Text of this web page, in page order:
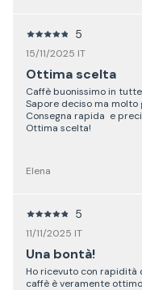
5
15/11/2025 IT
Ottima scelta
Caffè buonissimo in
Sapore deciso ma molto
Consegna rapida e
Ottima scelta!
Elena
5
11/11/2025 IT
Una bontà!
Ho ricevuto con rapidità
caffè è veramente